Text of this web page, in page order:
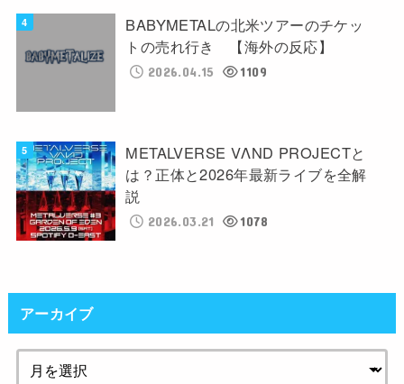
BABYMETALの北米ツアーのチケッ
トの売れ行き 【海外の反応】
2026.04.15 1109
METALVERSE VΛND PROJECTと
は？正体と2026年最新ライブを全解
説
2026.03.21 1078
アーカイブ